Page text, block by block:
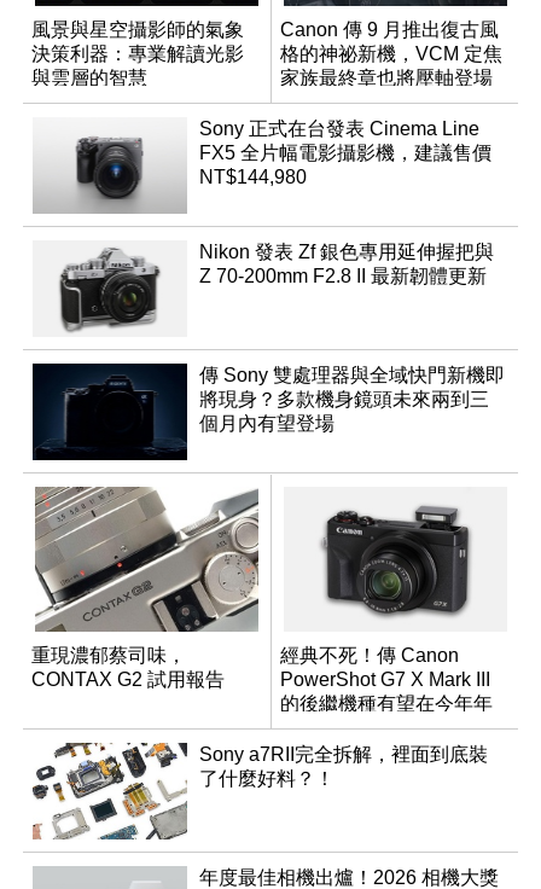
風景與星空攝影師的氣象
決策利器：專業解讀光影
與雲層的智慧
App「Atmos」登場
Canon 傳 9 月推出復古風
格的神祕新機，VCM 定焦
家族最終章也將壓軸登場
Sony 正式在台發表 Cinema Line
FX5 全片幅電影攝影機，建議售價
NT$144,980
Nikon 發表 Zf 銀色專用延伸握把與
Z 70-200mm F2.8 II 最新韌體更新
傳 Sony 雙處理器與全域快門新機即
將現身？多款機身鏡頭未來兩到三
個月內有望登場
重現濃郁蔡司味，
CONTAX G2 試用報告
經典不死！傳 Canon
PowerShot G7 X Mark III
的後繼機種有望在今年年
底前推出？
Sony a7RII完全拆解，裡面到底裝
了什麼好料？！
年度最佳相機出爐！2026 相機大獎